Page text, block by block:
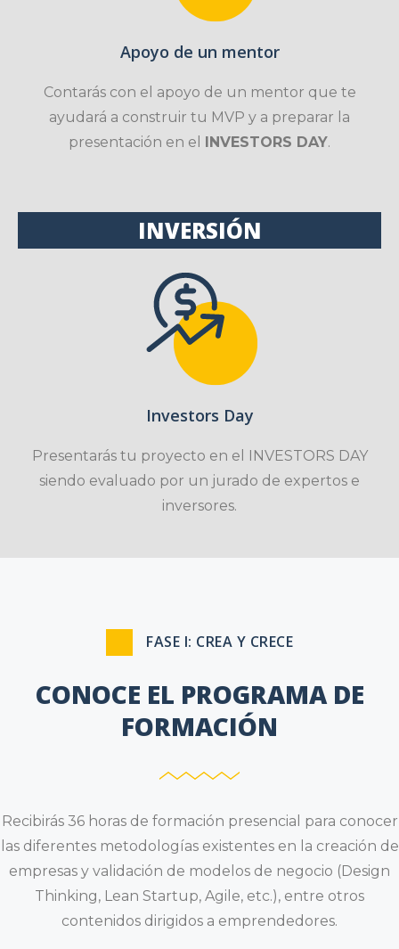
Apoyo de un mentor
Contarás con el apoyo de un mentor que te
ayudará a construir tu MVP y a preparar la
presentación en el INVESTORS DAY.
INVERSIÓN
Investors Day
Presentarás tu proyecto en el INVESTORS DAY
siendo evaluado por un jurado de expertos e
inversores.
FASE I: CREA Y CRECE
CONOCE EL PROGRAMA DE
FORMACIÓN
Recibirás 36 horas de formación presencial para conocer
las diferentes metodologías existentes en la creación de
empresas y validación de modelos de negocio (Design
Thinking, Lean Startup, Agile, etc.), entre otros
contenidos dirigidos a emprendedores.